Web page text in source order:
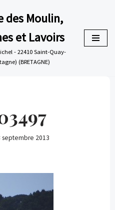
des Moulin,
et Lavoirs
- 22410 Saint-Quay-
(BRETAGNE)
septembre 2013